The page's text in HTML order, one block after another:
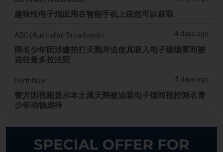
趣味性电子烟应用在智能手机上依然可以获取
4 days ago
两名少年因涉嫌拍打天鹅并迫使其吸入电子烟烟雾而被
送往曼多拉法院
PerthNow 4 days ago
警方因视频显示本土黑天鹅被迫吸电子烟而指控两名青
少年动物虐待